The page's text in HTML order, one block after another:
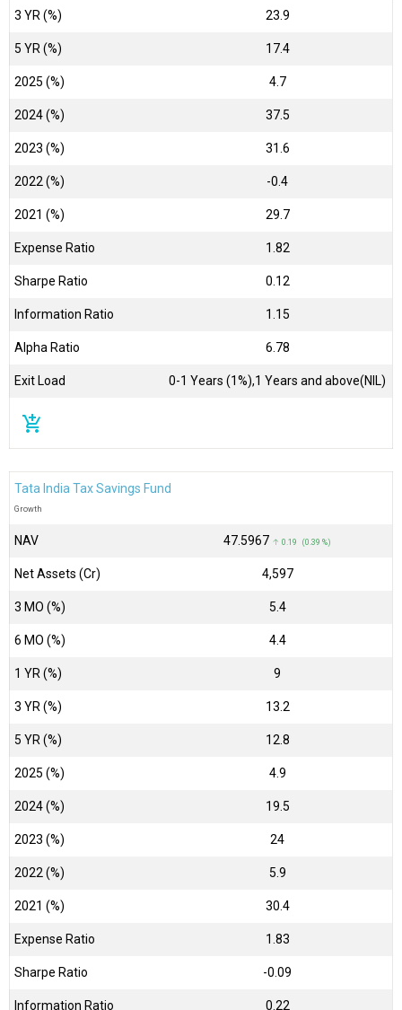
3 YR (%) 23.9
5 YR (%) 17.4
2025 (%) 4.7
2024 (%) 37.5
2023 (%) 31.6
2022 (%) -0.4
2021 (%) 29.7
Expense Ratio 1.82
Sharpe Ratio 0.12
Information Ratio 1.15
Alpha Ratio 6.78
Exit Load 0-1 Years (1%),1 Years and above(NIL)
add_shopping_cart
Tata India Tax Savings Fund
Growth
NAV ₹47.5967 ↑ 0.19 (0.39 %)
Net Assets (Cr) ₹4,597
3 MO (%) 5.4
6 MO (%) 4.4
1 YR (%) 9
3 YR (%) 13.2
5 YR (%) 12.8
2025 (%) 4.9
2024 (%) 19.5
2023 (%) 24
2022 (%) 5.9
2021 (%) 30.4
Expense Ratio 1.83
Sharpe Ratio -0.09
Information Ratio 0.22